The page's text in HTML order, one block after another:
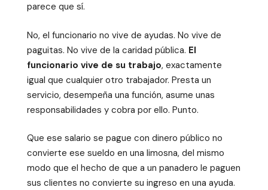
parece que sí.
No, el funcionario no vive de ayudas. No vive de
paguitas. No vive de la caridad pública. El
funcionario vive de su trabajo, exactamente
igual que cualquier otro trabajador. Presta un
servicio, desempeña una función, asume unas
responsabilidades y cobra por ello. Punto.
Que ese salario se pague con dinero público no
convierte ese sueldo en una limosna, del mismo
modo que el hecho de que a un panadero le paguen
sus clientes no convierte su ingreso en una ayuda.